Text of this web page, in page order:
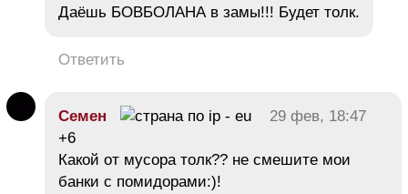
Даёшь БОВБОЛАНА в замы!!! Будет толк.
Ответить
Семен
29 фев, 18:47
+6
Какой от мусора толк?? не смешите мои
банки с помидорами:)!